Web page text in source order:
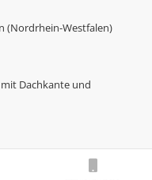
(Nordrhein-Westfalen)
Dachkante und